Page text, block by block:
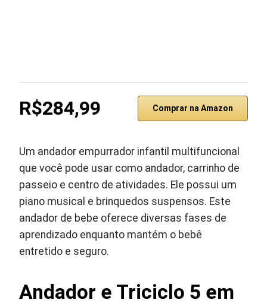
R$284,99 Comprar na Amazon
Um andador empurrador infantil multifuncional
que você pode usar como andador, carrinho de
passeio e centro de atividades. Ele possui um
piano musical e brinquedos suspensos. Este
andador de bebe oferece diversas fases de
aprendizado enquanto mantém o bebê
entretido e seguro.
Andador e Triciclo 5 em